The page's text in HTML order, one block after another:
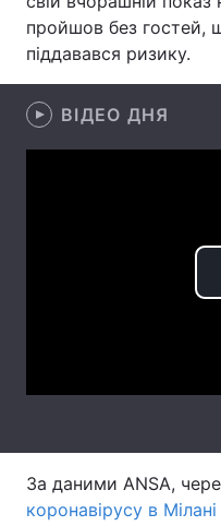
Екологія
пройшов без гостей,
піддавався ризику.
ВІДЕО ДНЯ
За даними ANSA,
коронавірусу в Мілані